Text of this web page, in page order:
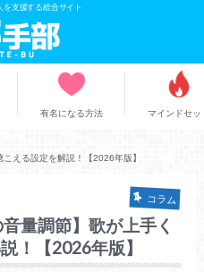
支援する総合サイト
有名になる方法 マインドセッ
える設定を解説！【2026年版】
コラム
量調節】歌が上手く
！【2026年版】